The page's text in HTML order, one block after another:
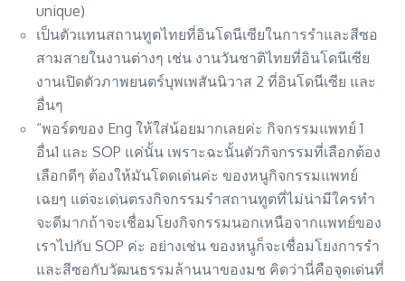
unique)
เป็นตัวแทนสถานทูตไทยที่อินโดนีเซียในการรำและสีซอ
สามสายในงานต่างๆ เช่น งานวันชาติไทยที่อินโดนีเซีย
งานเปิดตัวภาพยนตร์บุพเพสันนิวาส 2 ที่อินโดนีเซีย และ
อื่นๆ
“พอร์ตของ Eng ให้ใส่น้อยมากเลยค่ะ กิจกรรมแพทย์ 1
อื่น1 และ SOP แค่นั้น เพราะฉะนั้นตัวกิจกรรมที่เลือกต้อง
เลือกดีๆ ต้องให้มันโดดเด่นค่ะ ของหนูกิจกรรมแพทย์
เฉยๆ แต่จะเด่นตรงกิจกรรมรำสถานทูตที่ไม่น่ามีใครทำ
จะดีมากถ้าจะเชื่อมโยงกิจกรรมนอกเหนือจากแพทย์ของ
เราไปกับ SOP ค่ะ อย่างเช่น ของหนูก็จะเชื่อมโยงการรำ
และสีซอกับวัฒนธรรมล้านนาของมช คิดว่านี่คือจุดเด่นที่